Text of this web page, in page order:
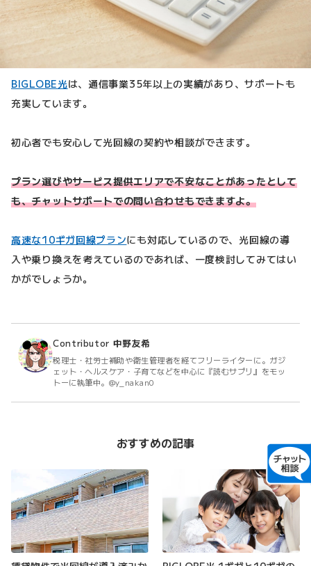
BIGLOBE光は、通信事業35年以上の実績があり、サポートも
充実しています。
初心者でも安心して光回線の契約や相談ができます。
プラン選びやサービス提供エリアで不安なことがあったとして
も、チャットサポートでの問い合わせもできますよ。
高速な10ギガ回線プランにも対応しているので、光回線の導
入や乗り換えを考えているのであれば、一度検討してみてはい
かがでしょうか。
Contributor 中野友希
税理士・社労士補助や衛生管理者を経てフリーライターに。ガジ
ェット・ヘルスケア・子育てなどを中心に『読むサプリ』をモッ
トーに執筆中。@y_nakan0
おすすめの記事